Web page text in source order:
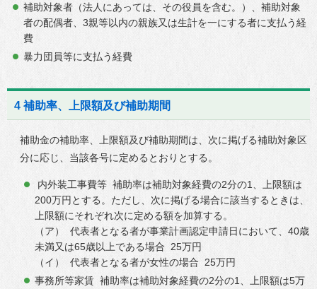
補助対象者（法人にあっては、その役員を含む。）、補助対象
者の配偶者、3親等以内の親族又は生計を一にする者に支払う経
費
暴力団員等に支払う経費
4 補助率、上限額及び補助期間
補助金の補助率、上限額及び補助期間は、次に掲げる補助対象区
分に応じ、当該各号に定めるとおりとする。
内外装工事費等 補助率は補助対象経費の2分の1、上限額は
200万円とする。ただし、次に掲げる場合に該当するときは、
上限額にそれぞれ次に定める額を加算する。
（ア） 代表者となる者が事業計画認定申請日において、40歳
未満又は65歳以上である場合 25万円
（イ） 代表者となる者が女性の場合 25万円
事務所等家賃 補助率は補助対象経費の2分の1、上限額は5万